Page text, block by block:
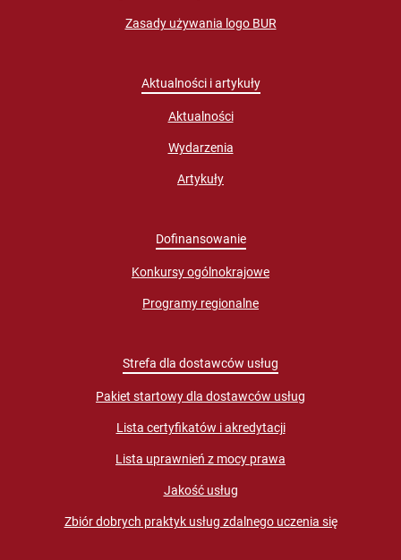
Zasady używania logo BUR
Aktualności i artykuły
Aktualności
Wydarzenia
Artykuły
Dofinansowanie
Konkursy ogólnokrajowe
Programy regionalne
Strefa dla dostawców usług
Pakiet startowy dla dostawców usług
Lista certyfikatów i akredytacji
Lista uprawnień z mocy prawa
Jakość usług
Zbiór dobrych praktyk usług zdalnego uczenia się